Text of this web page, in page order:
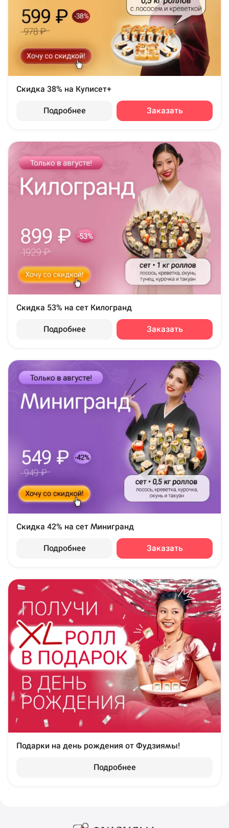
Скидка 38% на Куписет+
Подробнее Заказать
Скидка 53% на сет Килогранд
Подробнее Заказать
Скидка 42% на сет Минигранд
Подробнее Заказать
Подарки на день рождения от Фудзиямы!
Подробнее